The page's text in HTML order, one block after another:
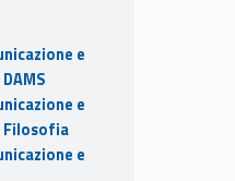
e
e
Filosofia
e